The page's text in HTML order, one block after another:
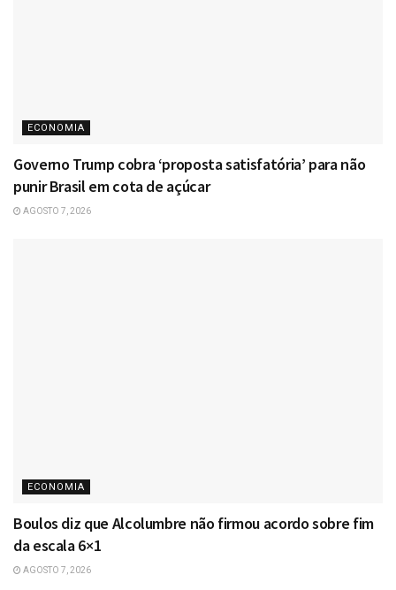
ECONOMIA
Governo Trump cobra ‘proposta satisfatória’ para não
punir Brasil em cota de açúcar
AGOSTO 7, 2026
ECONOMIA
Boulos diz que Alcolumbre não firmou acordo sobre fim
da escala 6×1
AGOSTO 7, 2026